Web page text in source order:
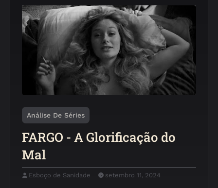
Análise De Séries
FARGO - A Glorificação do
Mal
Esboço de Sanidade setembro 11, 2024